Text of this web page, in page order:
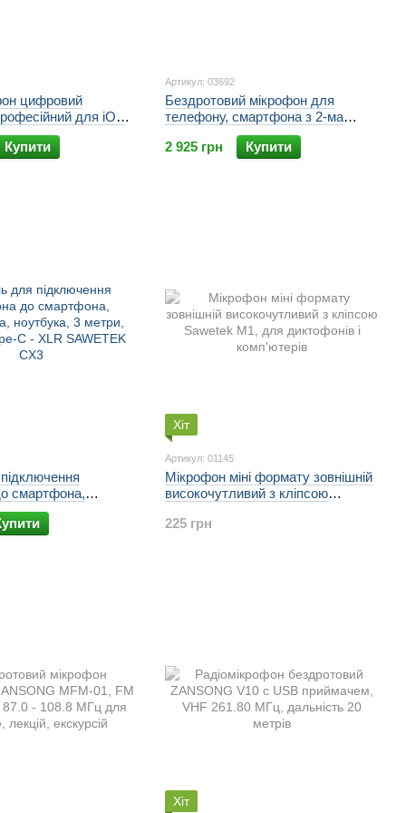
цифровий
для iOS
TI20,
20 м
Купити
Артикул: 03692
Бездротовий мікрофон для
телефону, смартфона з 2-ма
мікрофонами Sawetek P8-UHF, до
50 метрів
2 925 грн Купити
смартфона,
3 метри,
C - XLR SAWETEK
Хіт
Артикул: 01145
Мікрофон міні формату зовнішній
високочутливий з кліпсою
комп'ютерів
225 грн
Хіт